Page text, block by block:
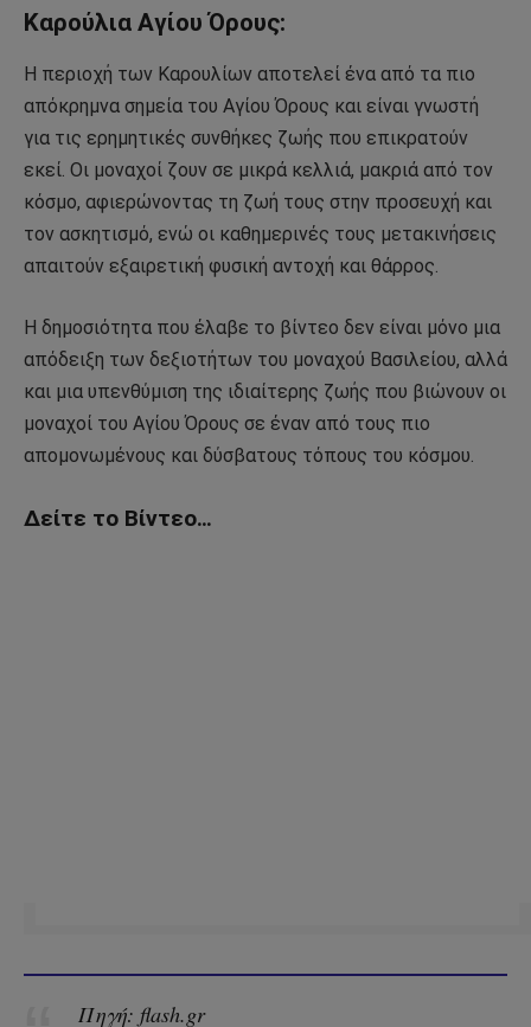
Καρούλια Αγίου Όρους:
Η περιοχή των Καρουλίων αποτελεί ένα από τα πιο
απόκρημνα σημεία του Αγίου Όρους και είναι γνωστή
για τις ερημητικές συνθήκες ζωής που επικρατούν
εκεί. Οι μοναχοί ζουν σε μικρά κελλιά, μακριά από τον
κόσμο, αφιερώνοντας τη ζωή τους στην προσευχή και
τον ασκητισμό, ενώ οι καθημερινές τους μετακινήσεις
απαιτούν εξαιρετική φυσική αντοχή και θάρρος.
Η δημοσιότητα που έλαβε το βίντεο δεν είναι μόνο μια
απόδειξη των δεξιοτήτων του μοναχού Βασιλείου, αλλά
και μια υπενθύμιση της ιδιαίτερης ζωής που βιώνουν οι
μοναχοί του Αγίου Όρους σε έναν από τους πιο
απομονωμένους και δύσβατους τόπους του κόσμου.
Δείτε το Βίντεο…
Πηγή: flash.gr